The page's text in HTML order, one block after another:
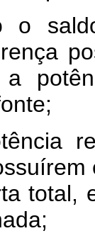
o
total,